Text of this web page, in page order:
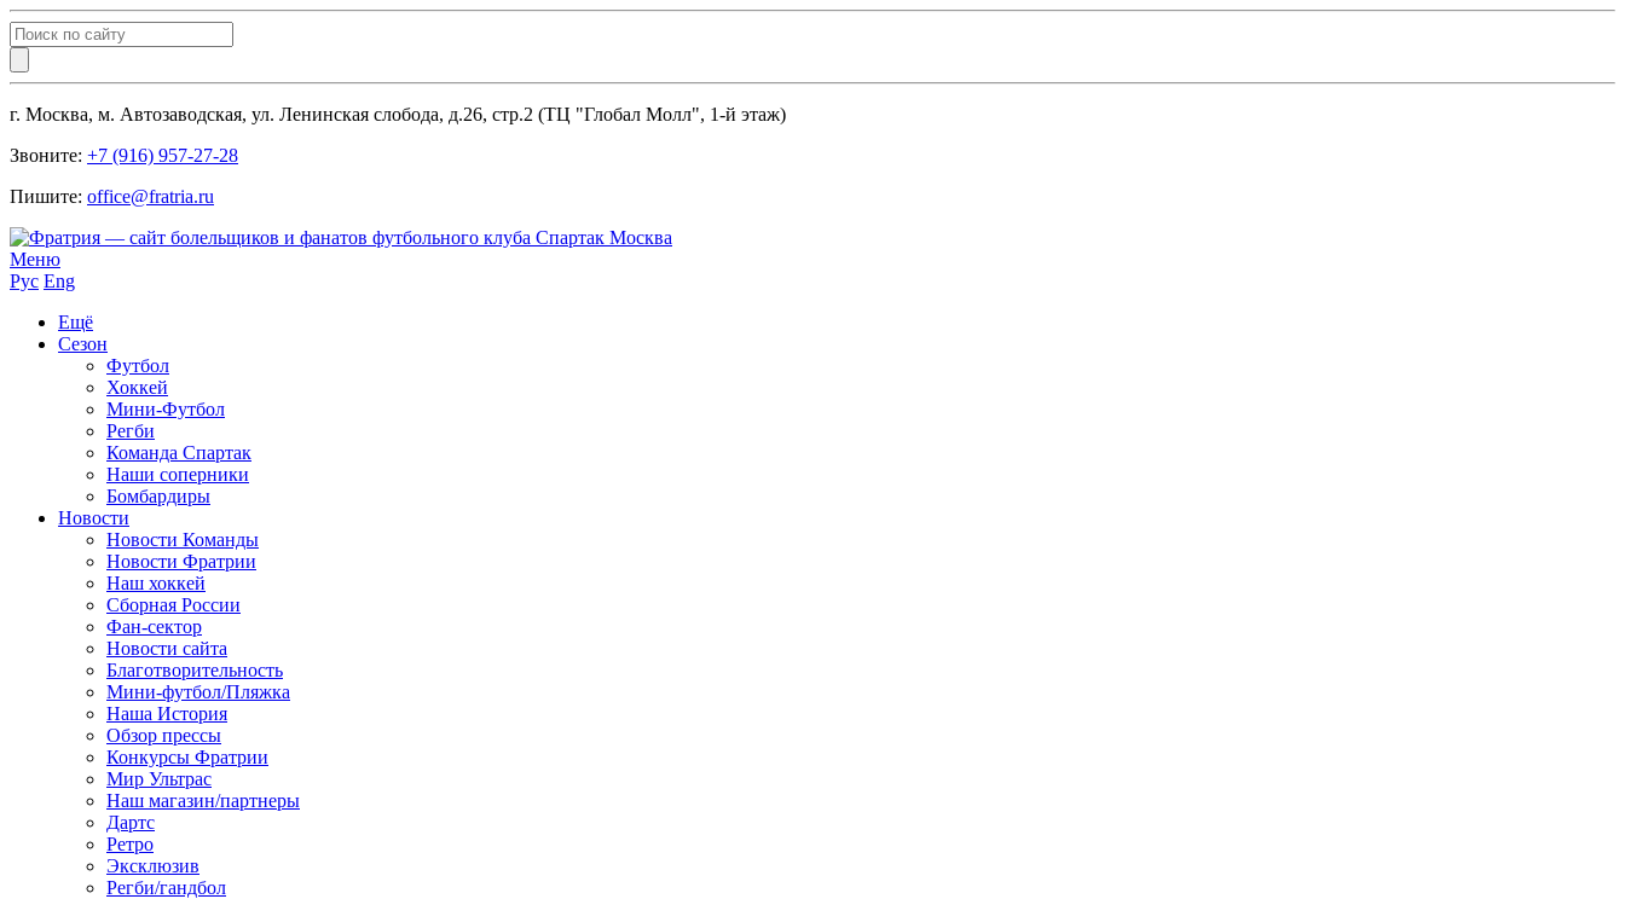
г. Москва, м. Автозаводская, ул. Ленинская слобода, д.26, стр.2 (ТЦ "Глобал Молл", 1-й этаж)
Звоните: +7 (916) 957-27-28
Пишите: office@fratria.ru
Меню
Рус Eng
Ещё
Сезон
Футбол
Хоккей
Мини-Футбол
Регби
Команда Спартак
Наши соперники
Бомбардиры
Новости
Новости Команды
Новости Фратрии
Наш хоккей
Сборная России
Фан-cектор
Новости сайта
Благотворительность
Мини-футбол/Пляжка
Наша История
Обзор прессы
Конкурсы Фратрии
Мир Ультрас
Наш магазин/партнеры
Дартс
Ретро
Эксклюзив
Регби/гандбол